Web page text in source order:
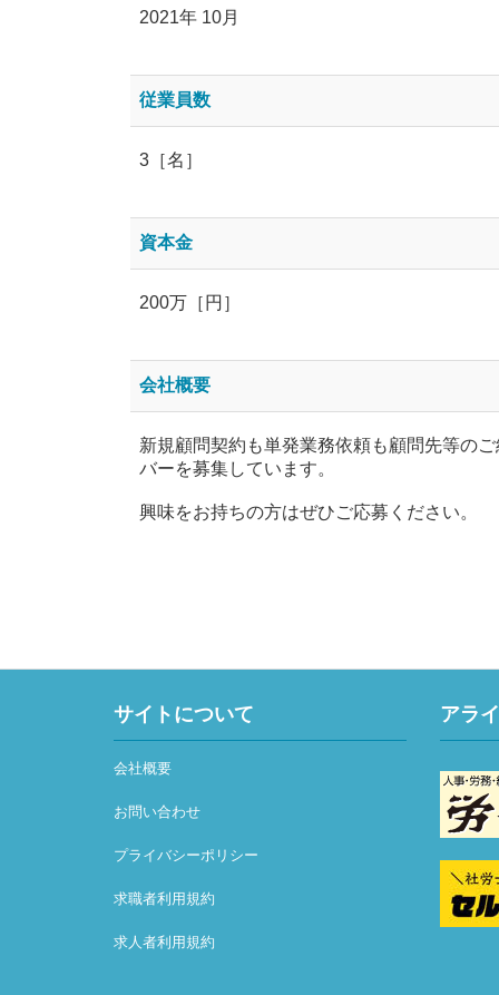
2021年 10月
従業員数
3［名］
資本金
200万［円］
会社概要
新規顧問契約も単発業務依頼も顧問先等の
バーを募集しています。
興味をお持ちの方はぜひご応募ください。
サイトについて
会社概要
お問い合わせ
プライバシーポリシー
求職者利用規約
求人者利用規約
アラ